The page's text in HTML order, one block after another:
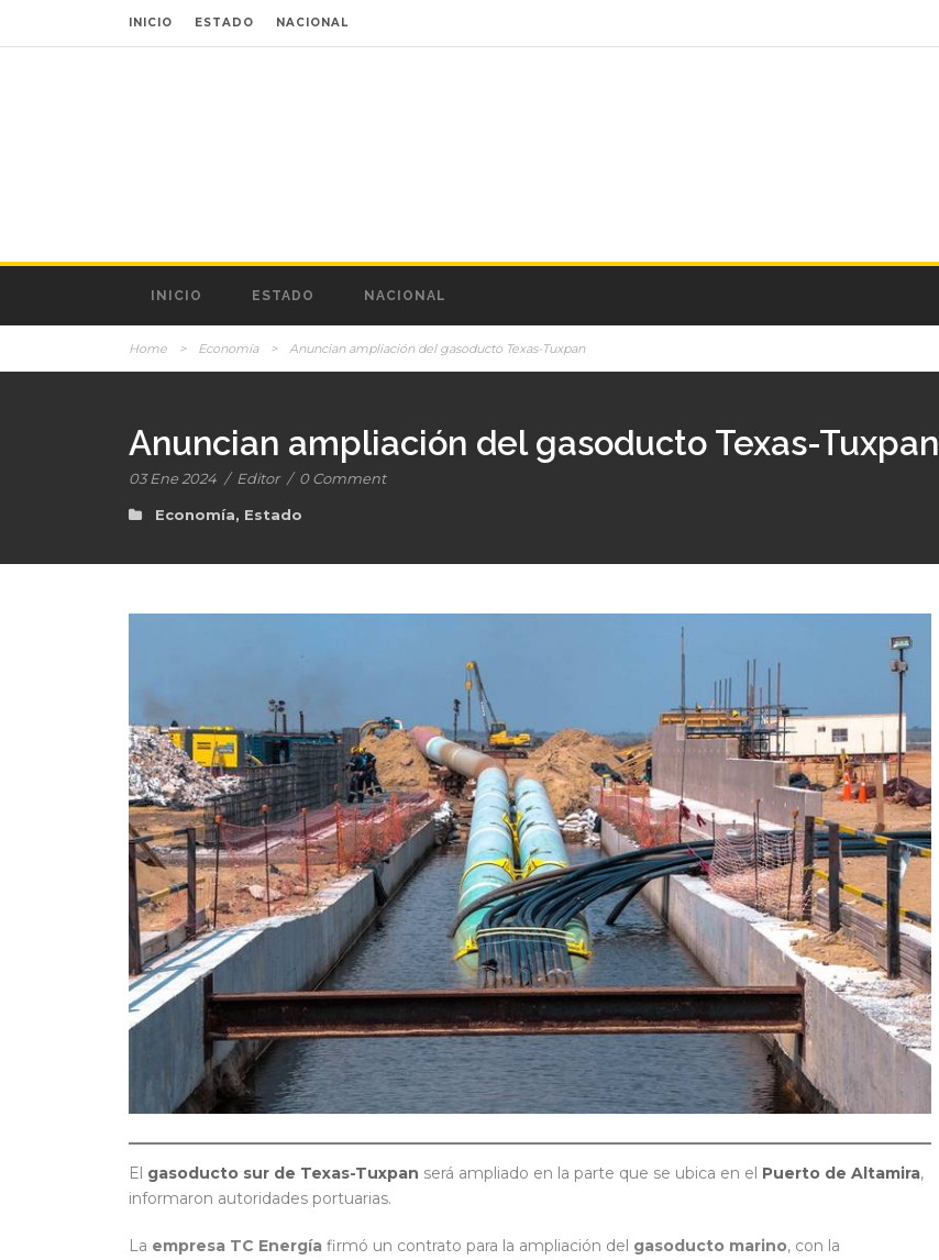
INICIO ESTADO NACIONAL
INICIO ESTADO NACIONAL
Home > Economía > Anuncian ampliación del gasoducto Texas-Tuxpan
Anuncian ampliación del gasoducto Texas-Tuxpan
03 Ene 2024 / Editor / 0 Comment
Economía, Estado
El gasoducto sur de Texas-Tuxpan será ampliado en la parte que se ubica en el Puerto de Altamira,
informaron autoridades portuarias.
La empresa TC Energía firmó un contrato para la ampliación del gasoducto marino, con la